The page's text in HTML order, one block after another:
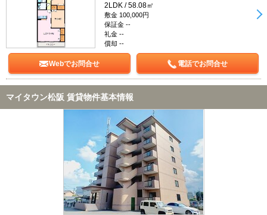
2LDK / 58.08㎡
敷金 100,000円
保証金 --
礼金 --
償却 --
Webでお問合せ 電話でお問合せ
マイタウン松阪 賃貸物件基本情報